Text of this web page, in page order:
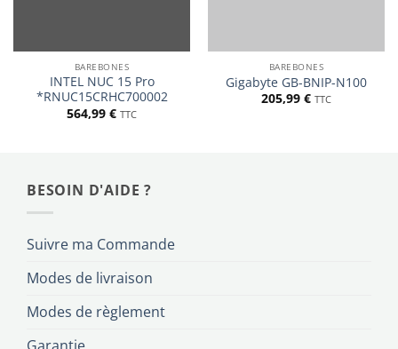
BAREBONES
INTEL NUC 15 Pro
*RNUC15CRHC700002
564,99 € TTC
BAREBONES
Gigabyte GB-BNIP-N100
205,99 € TTC
BESOIN D'AIDE ?
Suivre ma Commande
Modes de livraison
Modes de règlement